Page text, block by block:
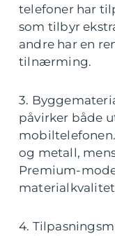
telefoner har
som tilbyr
andre har en
tilnærming.
3.
påvirker både
og metall,
Premium-
4.